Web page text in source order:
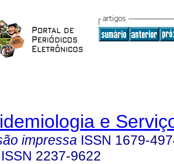
e
impressa ISSN 1679-
ISSN 2237-9622